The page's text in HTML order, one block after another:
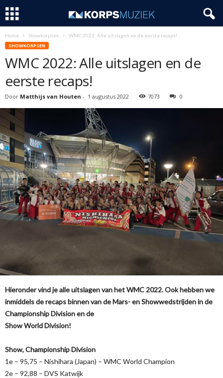
Home Showkorpsen WMC 2022: Alle uitslagen en de eerste recaps!
SHOWKORPSEN
WMC 2022: Alle uitslagen en de
eerste recaps!
Door Matthijs van Houten - 1 augustus 2022 7073 0
Hieronder vind je alle uitslagen van het WMC 2022. Ook hebben we
inmiddels de recaps binnen van de Mars- en Showwedstrijden in de
Championship Division en de
Show World Division!
Show, Championship Division
1e – 95,75 – Nishihara (Japan) – WMC World Champion
2e – 92,88 – DVS Katwijk